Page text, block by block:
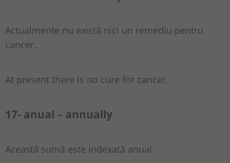
Actualmente nu existã nici un remediu pentru
cancer.
At present there is no cure for cancer.
17- anual – annually
Această sumă este indexată anual.